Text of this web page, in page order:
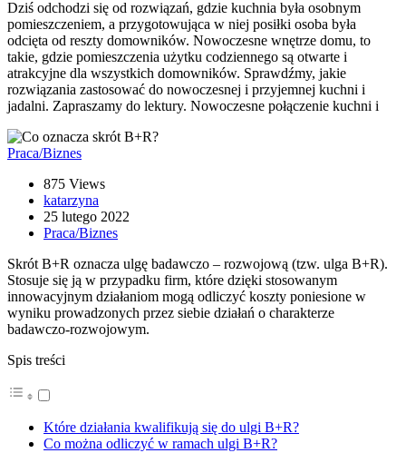
Dziś odchodzi się od rozwiązań, gdzie kuchnia była osobnym
pomieszczeniem, a przygotowująca w niej posiłki osoba była
odcięta od reszty domowników. Nowoczesne wnętrze domu, to
takie, gdzie pomieszczenia użytku codziennego są otwarte i
atrakcyjne dla wszystkich domowników. Sprawdźmy, jakie
rozwiązania zastosować do nowoczesnej i przyjemnej kuchni i
jadalni. Zapraszamy do lektury. Nowoczesne połączenie kuchni i
Praca/Biznes
875 Views
katarzyna
25 lutego 2022
Praca/Biznes
Skrót B+R oznacza ulgę badawczo – rozwojową (tzw. ulga B+R).
Stosuje się ją w przypadku firm, które dzięki stosowanym
innowacyjnym działaniom mogą odliczyć koszty poniesione w
wyniku prowadzonych przez siebie działań o charakterze
badawczo-rozwojowym.
Spis treści
Które działania kwalifikują się do ulgi B+R?
Co można odliczyć w ramach ulgi B+R?